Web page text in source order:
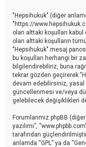
"Hepsihukuk" (diğer
"https://
olan alttaki koşulları kabul
olan alttaki koşulların
"Hepsihukuk" mesaj
bu koşulları herhangi bir
bilgilendirebiliriz, buna
tekrar gözden geçirerek
devam edebilirsiniz, yasal
güncellenmesi ve/veya
gelebilecek değişiklikleri de
Forumlarımız phpBB
yazılımı”,
tarafından
anlamda “GPL” ya da